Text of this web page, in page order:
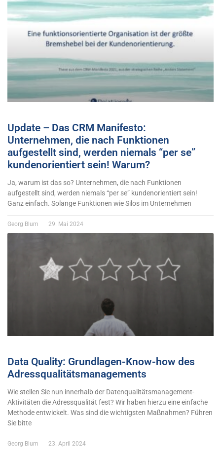
Update – Das CRM Manifesto:
Unternehmen, die nach Funktionen
aufgestellt sind, werden niemals “per se”
kundenorientiert sein! Warum?
Ja, warum ist das so? Unternehmen, die nach Funktionen
aufgestellt sind, werden niemals “per se” kundenorientiert sein!
Ganz einfach. Solange Funktionen wie Silos im Unternehmen
Georg Blum 29. Mai 2024
Data Quality: Grundlagen-Know-how des
Adressqualitätsmanagements
Wie stellen Sie nun innerhalb der Datenqualitätsmanagement-
Aktivitäten die Adressqualität fest? Wir haben hierzu eine einfache
Methode entwickelt. Was sind die wichtigsten Maßnahmen? Führen
Sie bitte
Georg Blum 23. April 2024